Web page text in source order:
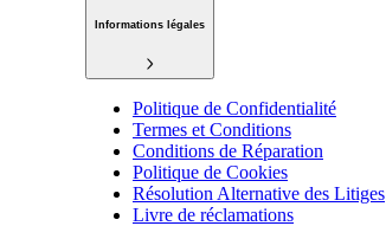
Informations légales
Politique de Confidentialité
Termes et Conditions
Conditions de Réparation
Politique de Cookies
Résolution Alternative des Litiges
Livre de réclamations